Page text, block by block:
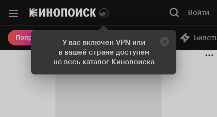
У вас включен VPN или
в вашей стране доступен
не весь каталог Кинопоиска
Войти
Попробовать Плюс Онлайн-кинотеатр